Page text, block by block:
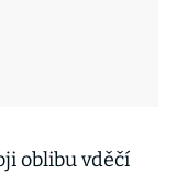
oblibu vděčí